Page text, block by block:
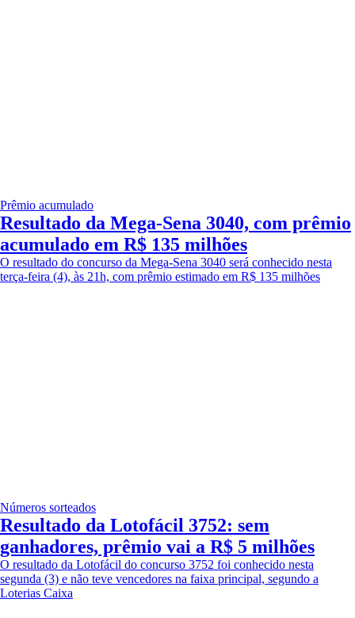
Prêmio acumulado
Resultado da Mega-Sena 3040, com prêmio
acumulado em R$ 135 milhões
O resultado do concurso da Mega-Sena 3040 será conhecido nesta
terça-feira (4), às 21h, com prêmio estimado em R$ 135 milhões
Números sorteados
Resultado da Lotofácil 3752: sem
ganhadores, prêmio vai a R$ 5 milhões
O resultado da Lotofácil do concurso 3752 foi conhecido nesta
segunda (3) e não teve vencedores na faixa principal, segundo a
Loterias Caixa